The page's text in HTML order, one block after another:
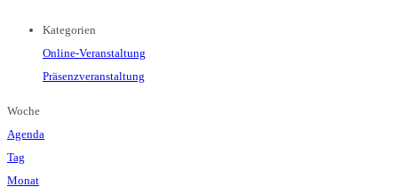
Kategorien
Online-Veranstaltung
Präsenzveranstaltung
Woche
Agenda
Tag
Monat